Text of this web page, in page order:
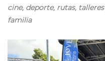
cine, deporte, rutas,
familia